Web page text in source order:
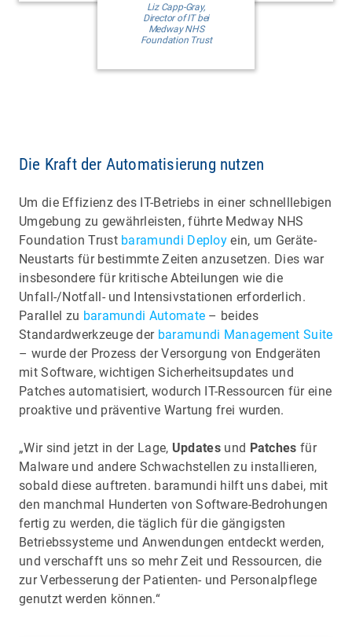
Liz Capp-Gray,
Director of IT bei
Medway NHS
Foundation Trust
Die Kraft der Automatisierung nutzen
Um die Effizienz des IT-Betriebs in einer schnelllebigen
Umgebung zu gewährleisten, führte Medway NHS
Foundation Trust baramundi Deploy ein, um Geräte-
Neustarts für bestimmte Zeiten anzusetzen. Dies war
insbesondere für kritische Abteilungen wie die
Unfall-/Notfall- und Intensivstationen erforderlich.
Parallel zu baramundi Automate – beides
Standardwerkzeuge der baramundi Management Suite
– wurde der Prozess der Versorgung von Endgeräten
mit Software, wichtigen Sicherheitsupdates und
Patches automatisiert, wodurch IT-Ressourcen für eine
proaktive und präventive Wartung frei wurden.
„Wir sind jetzt in der Lage, Updatesund Patches für
Malware und andere Schwachstellen zu installieren,
sobald diese auftreten. baramundi hilft uns dabei, mit
den manchmal Hunderten von Software-Bedrohungen
fertig zu werden, die täglich für die gängigsten
Betriebssysteme und Anwendungen entdeckt werden,
und verschafft uns so mehr Zeit und Ressourcen, die
zur Verbesserung der Patienten- und Personalpflege
genutzt werden können.“